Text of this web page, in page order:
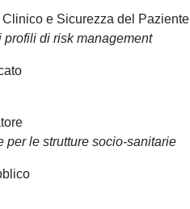
e Sicurezza del Paziente
di risk management
le strutture socio-sanitarie